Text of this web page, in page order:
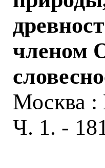
членом
Москва :
Ч. 1. -